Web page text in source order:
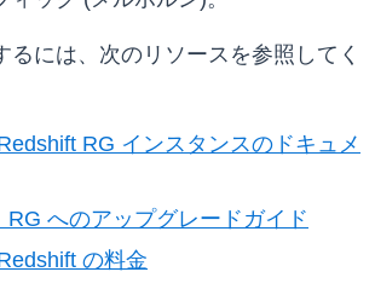
るには、次のリソースを参照してく
RG インスタンスのドキュメ
RG へのアップグレードガイド
の料金